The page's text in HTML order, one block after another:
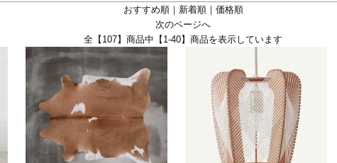
てたコレクションがスタ
おすすめ順｜ 新着順｜ 価格順
次のページへ
全【107】商品中【1-40】商品を表示しています